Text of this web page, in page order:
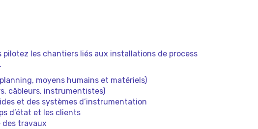
pilotez les chantiers liés aux installations de process
moyens humains et matériels)
câbleurs, instrumentistes)
et des systèmes d’instrumentation
d’état et les clients
des travaux